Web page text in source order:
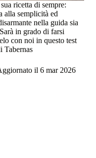
ricetta di sempre:
alla semplicità ed
nella guida sia
in grado di farsi
con noi in questo test
Tabernas
il 6 mar 2026